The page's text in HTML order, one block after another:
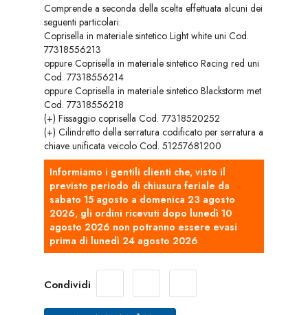
Comprende a seconda della scelta effettuata alcuni dei
seguenti particolari:
Coprisella in materiale sintetico Light white uni Cod.
77318556213
oppure Coprisella in materiale sintetico Racing red uni
Cod. 77318556214
oppure Coprisella in materiale sintetico Blackstorm met
Cod. 77318556218
(+) Fissaggio coprisella Cod. 77318520252
(+) Cilindretto della serratura codificato per serratura a
chiave unificata veicolo Cod. 51257681200
Informiamo i gentili clienti che, visto il
previsto periodo di chiusura feriale da
sabato 15 agosto a domenica 23 agosto
2026, gli ordini ricevuti dopo lunedì 10
agosto 2026 non potranno essere evasi
prima di lunedì 24 agosto 2026
Condividi